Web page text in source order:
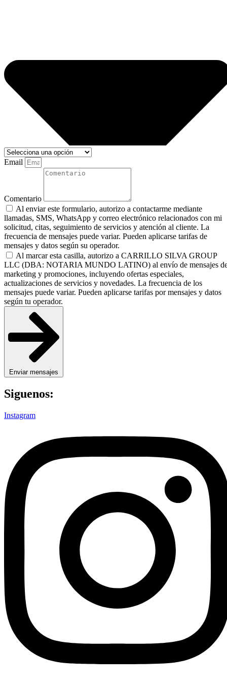
Email
Comentario
Al enviar este formulario, autorizo a contactarme mediante
llamadas, SMS, WhatsApp y correo electrónico relacionados con mi
solicitud, citas, seguimiento de servicios y atención al cliente. La
frecuencia de mensajes puede variar. Pueden aplicarse tarifas de
mensajes y datos según su operador.
Al marcar esta casilla, autorizo a CARRILLO SILVA GROUP
LLC (DBA: NOTARIA MUNDO LATINO) al envío de mensajes
marketing y promociones, incluyendo ofertas especiales,
actualizaciones de servicios y novedades. La frecuencia de los
mensajes puede variar. Pueden aplicarse tarifas por mensajes y datos
según tu operador.
Enviar mensajes
Siguenos:
Instagram